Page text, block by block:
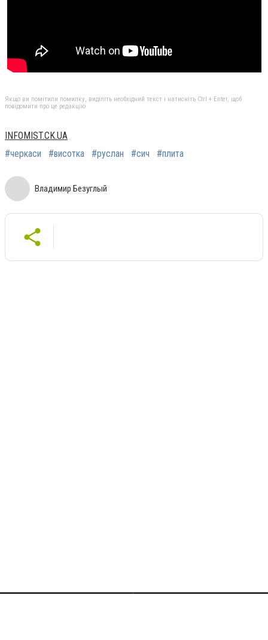
Якщо ви помітили помилку, виділіть необхідний текст і натисніть Ctrl + Enter, щоб
повідомити про це редакцію
INFOMIST.CK.UA
#черкаси
#висотка #руслан #сич #плита
Владимир Безуглый